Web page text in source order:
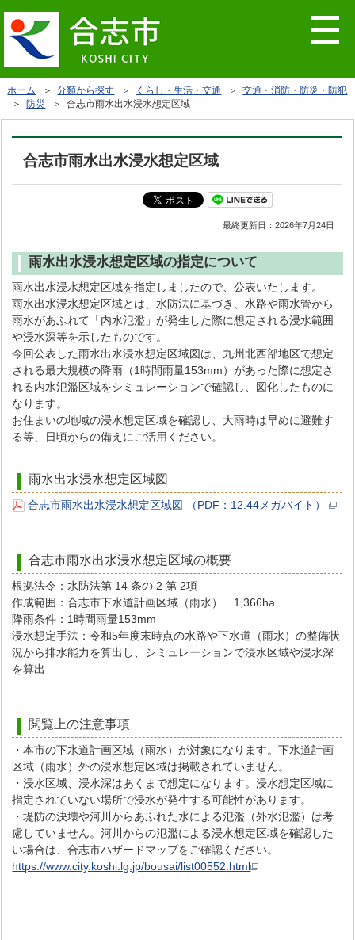
ホーム ＞分類から探す ＞ くらし・生活・交通 ＞交通・消防・防災・防犯
＞ 防災 ＞ 合志市雨水出水浸水想定区域
合志市雨水出水浸水想定区域
最終更新日：2026年7月24日
雨水出水浸水想定区域の指定について
雨水出水浸水想定区域を指定しましたので、公表いたします。
雨水出水浸水想定区域とは、水防法に基づき、水路や雨水管から
雨水があふれて「内水氾濫」が発生した際に想定される浸水範囲
や浸水深等を示したものです。
今回公表した雨水出水浸水想定区域図は、九州北西部地区で想定
される最大規模の降雨（1時間雨量153mm）があった際に想定さ
れる内水氾濫区域をシミュレーションで確認し、図化したものに
なります。
お住まいの地域の浸水想定区域を確認し、大雨時は早めに避難す
る等、日頃からの備えにご活用ください。
雨水出水浸水想定区域図
合志市雨水出水浸水想定区域図 （PDF：12.44メガバイト）
合志市雨水出水浸水想定区域の概要
根拠法令：水防法第 14 条の 2 第 2項
作成範囲：合志市下水道計画区域（雨水） 1,366ha
降雨条件：1時間雨量153mm
浸水想定手法：令和5年度末時点の水路や下水道（雨水）の整備状
況から排水能力を算出し、シミュレーションで浸水区域や浸水深
を算出
閲覧上の注意事項
・本市の下水道計画区域（雨水）が対象になります。下水道計画
区域（雨水）外の浸水想定区域は掲載されていません。
・浸水区域、浸水深はあくまで想定になります。浸水想定区域に
指定されていない場所で浸水が発生する可能性があります。
・堤防の決壊や河川からあふれた水による氾濫（外水氾濫）は考
慮していません。河川からの氾濫による浸水想定区域を確認した
い場合は、合志市ハザードマップをご確認ください。
https://www.city.koshi.lg.jp/bousai/list00552.html